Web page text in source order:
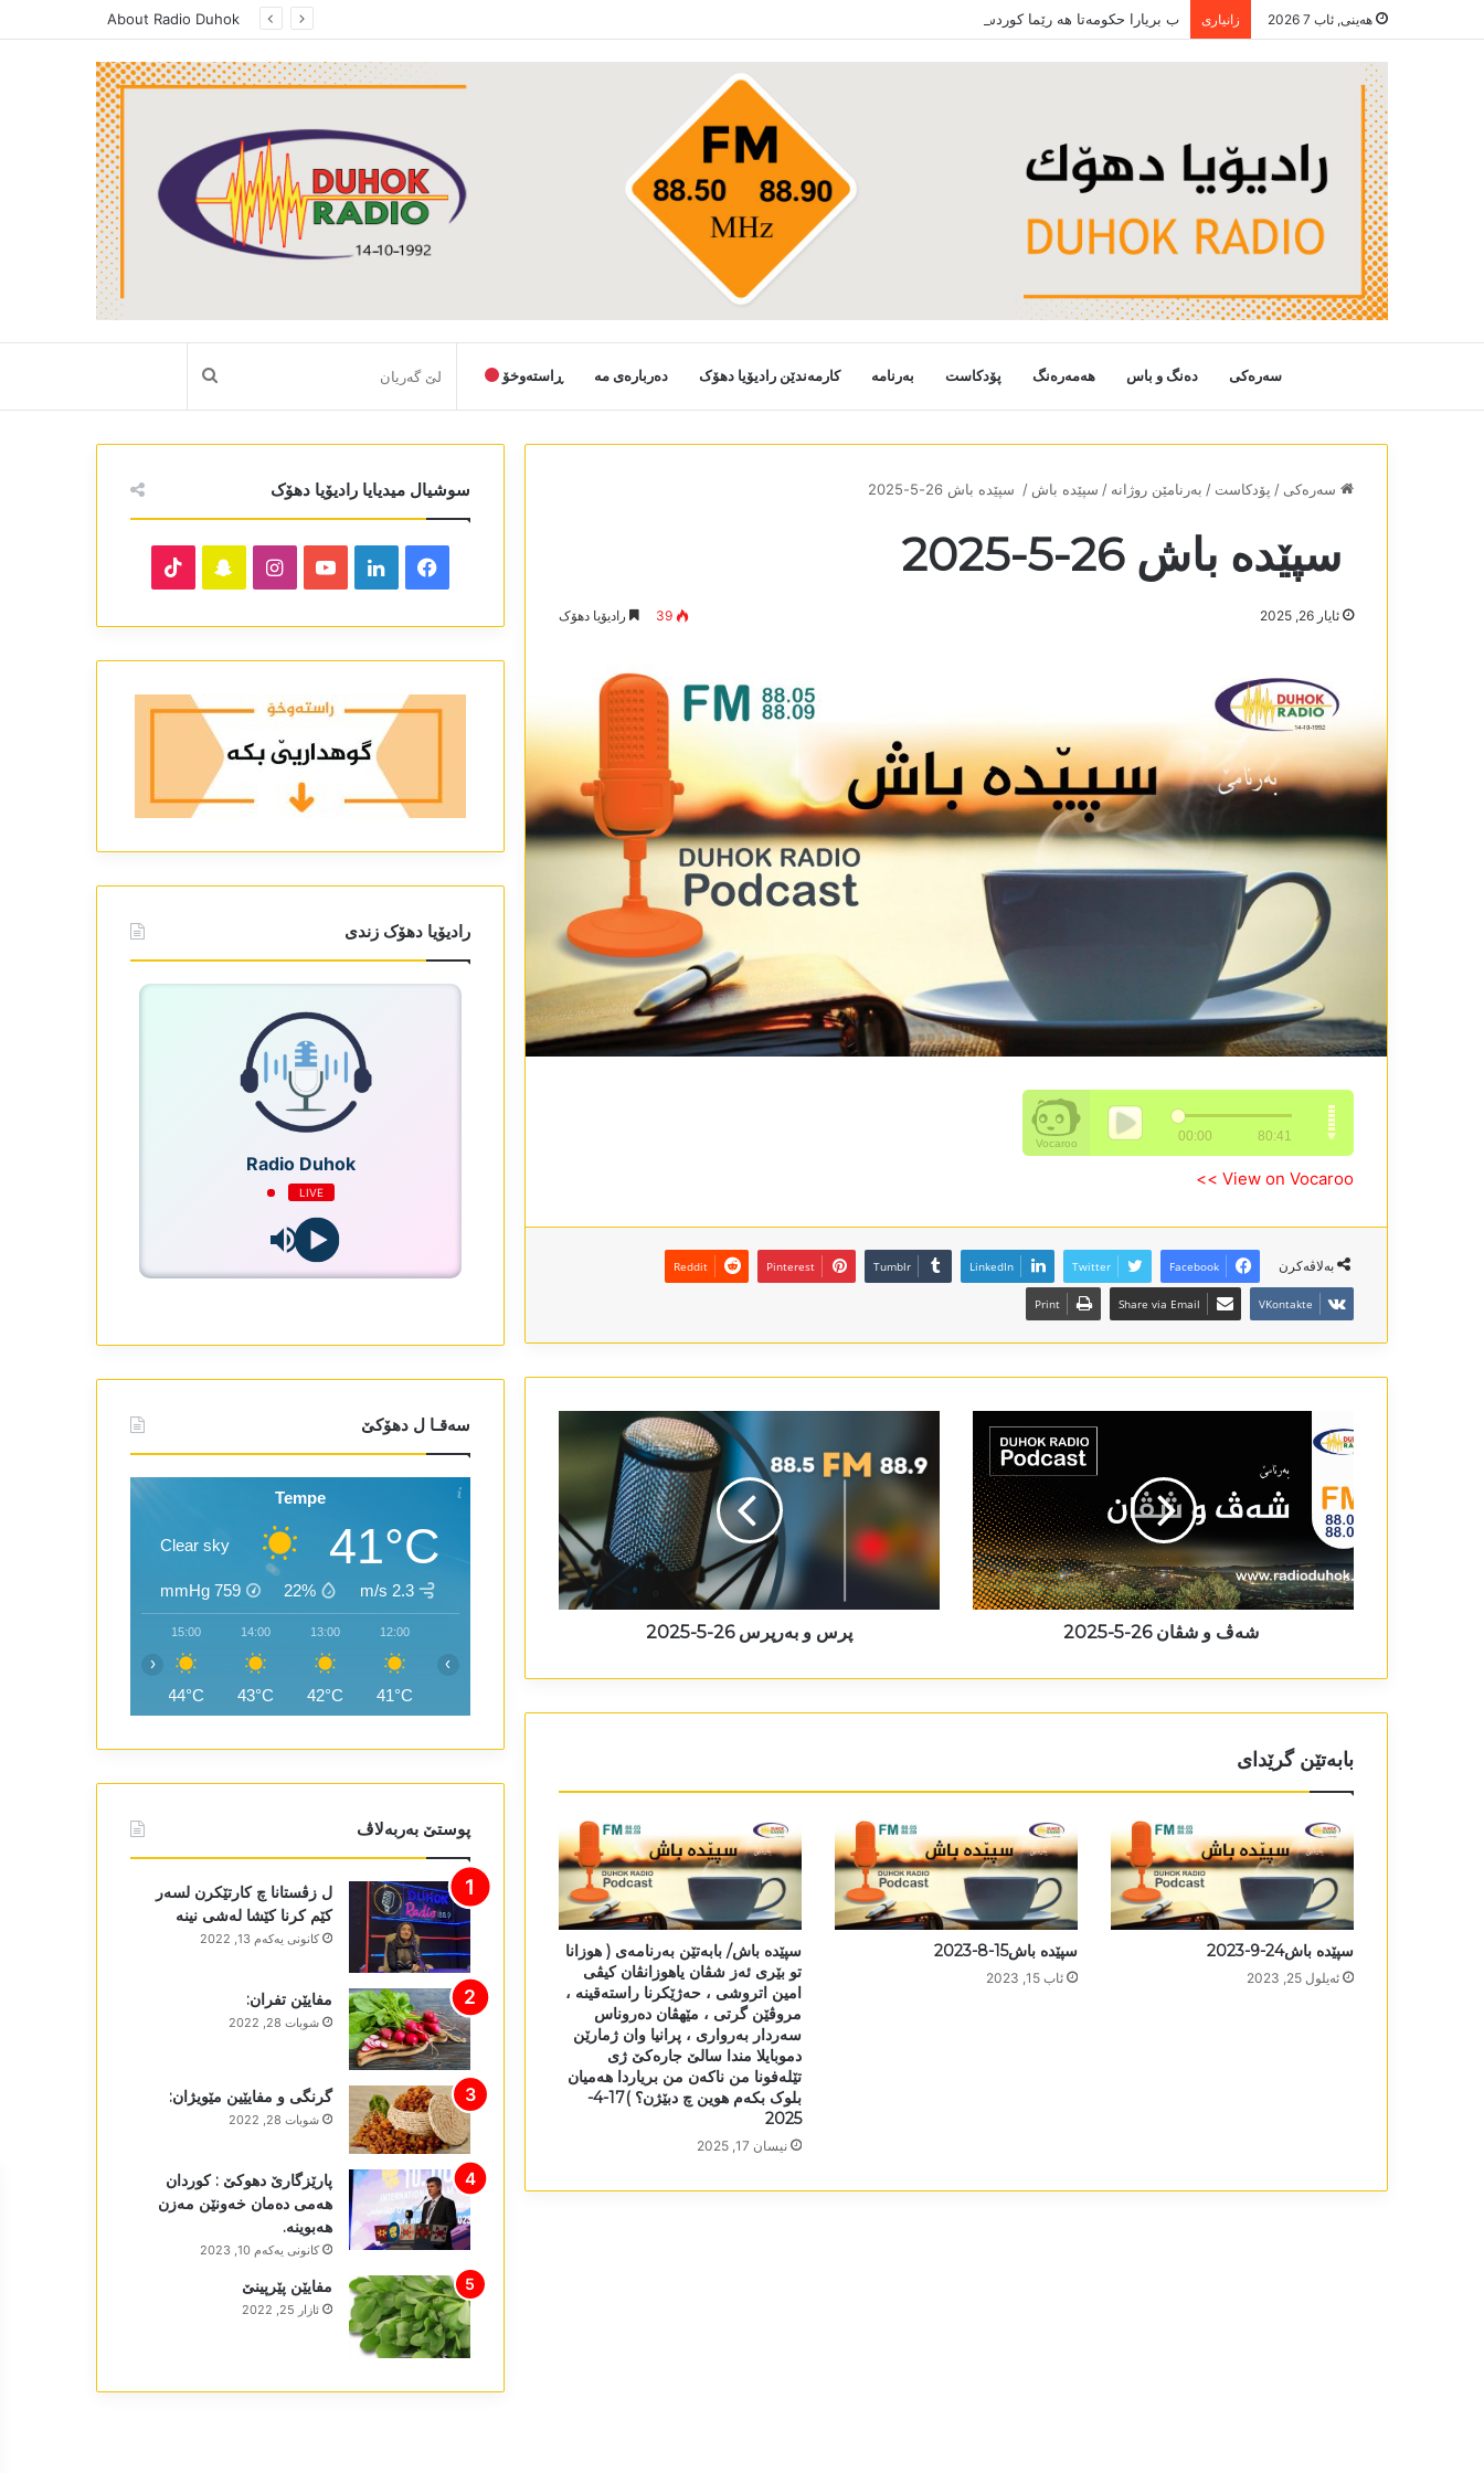
هەینی, ئاب 7 2026 زانیاری ب بریارا حکومەتا ھە رێما کوردستانی خەلکێ گوندێن سەر ب ئێدارا زاخو ڤە دشین سەرەدانا گوندیێن خو بکەن About Radio Duhok
سەرەکی دەنگ و باس هەمەرەنگ پۆدکاست بەرنامە کارمەندێن رادیۆیا دھۆک دەربارەی مە ڕاستەوخۆ لێ
گەریان
سەرەکی / پۆدکاست / بەرنامێن روژانە / سپێدە باش / سپێدە باش 26-5-2025
سپێدە باش 26-5-2025
ئایار 26, 2025 39 رادیۆیا دھۆک
View on Vocaroo >>
بەلاڤەکرن Facebook
Twitter
LinkedIn
Tumblr
Pinterest
Reddit
VKontakte
Share via Email
Print
شەڤ و شڤان 26-5-2025 پرس و بەرپرس 26-5-2025
بابەتێن گرێدای
سپێدە باش24-9-2023
ئه‌یلول 25, 2023
سپێدە باش15-8-2023
ئاب 15, 2023
سپێدە باش/ بابەتێن بەرنامەی ( ھوزانا
تو بێری ئەز شڤان یاھوزانڤان کیڤی
امین اتروشی ، حەژێکرنا راستەقینە ،
مروڤێن گرتی ، مێھڤان دەروناس
سەردار بەرواری ، پرانیا وان ژمارێن
دموبایلا مندا سالێ جارەکێ ژی
تێلەفونا من ناکەن من بریاردا ھەمیان
بلوک بکەم ھوین چ دبێژن؟ )17-4-
2025
نیسان 17, 2025
سوشیال میدیایا رادیۆیا دھۆک
Facebook
LinkedIn
YouTube
Instagram
Snapchat
رادیۆیا دھۆک زندی
Radio Duhok
LIVE
سەقـا ل دھۆکێ
Tempe
41°C
Clear sky
2.3 m/s
22%
759
mmHg
12:00
41°C
13:00
42°C
14:00
43°C
15:00
44°C
‹ ›
پوستێ بەربەلاڤ
ل زڤستانا چ کارتێکرن لسەر
کێم کرنا کێشا لەشی نینە
كانونی یه‌كه‌م 13, 2022
مفایێن تفران:
شوبات 28, 2022
گرنگی و مفایێین مێویژان:
شوبات 28, 2022
پارێزگارێ دھوکێ : کوردان
ھەمی دەمان خەونێن مەزن
ھەبوینە.
كانونی یه‌كه‌م 10, 2023
مفایێن پێرپینێ
ئازار 25, 2022